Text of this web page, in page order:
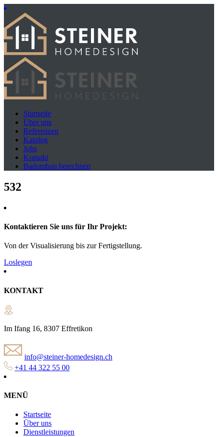
Startseite
Über uns
Referenzen
Katalog
Jobs
Kontakt
Badumbau berechnen
532
Kontaktieren Sie uns für Ihr Projekt:
Von der Visualisierung bis zur Fertigstellung.
Loslegen
KONTAKT
Im Ifang 16, 8307 Effretikon
info@steiner-homedesign.ch
+41 44 322 55 00
MENÜ
Startseite
Über uns
Dienstleistungen